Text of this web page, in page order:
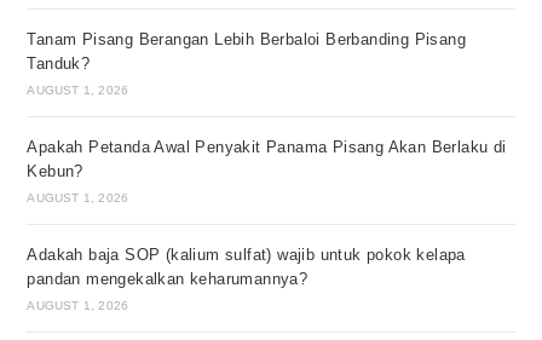
Tanam Pisang Berangan Lebih Berbaloi Berbanding Pisang
Tanduk?
AUGUST 1, 2026
Apakah Petanda Awal Penyakit Panama Pisang Akan Berlaku di
Kebun?
AUGUST 1, 2026
Adakah baja SOP (kalium sulfat) wajib untuk pokok kelapa
pandan mengekalkan keharumannya?
AUGUST 1, 2026